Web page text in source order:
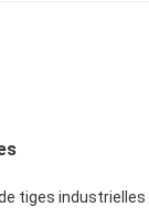
tiges industrielles